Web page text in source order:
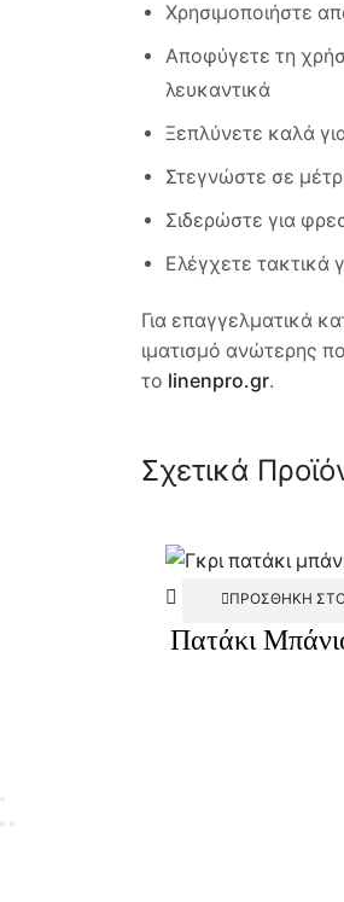
Χρησιμοποιήστε
Αποφύγετε τη
λευκαντικά
Ξεπλύνετε καλά
Στεγνώστε σε
Σιδερώστε για
Ελέγχετε τακτικά
Για επαγγελματικά
ιματισμό ανώτερης
το linenpro.gr.
Σχετικά
ΠΡΟΣΘΉΚΗ
Πατάκι